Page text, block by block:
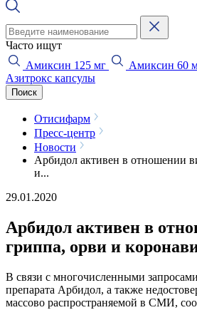
Часто ищут
Амиксин 125 мг
Амиксин 60
Азитрокс капсулы
Поиск
Отисифарм
Пресс-центр
Новости
Арбидол активен в отношении
и...
29.01.2020
Арбидол активен в
гриппа, орви и
В связи с многочисленными
препарата Арбидол, а также
массово распространяемой в СМИ,